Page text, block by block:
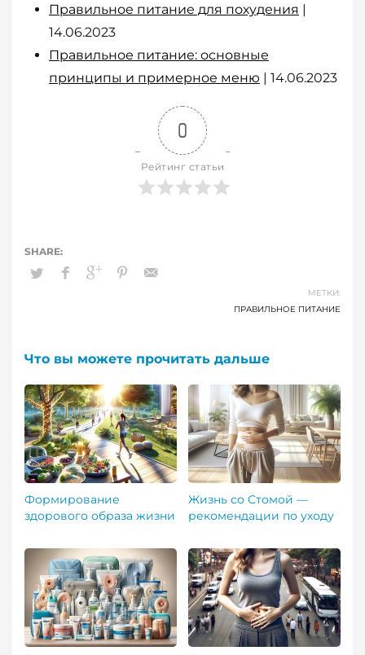
Правильное питание для похудения |
14.06.2023
Правильное питание: основные
принципы и примерное меню | 14.06.2023
0
Рейтинг статьи
МЕТКИ:
ПРАВИЛЬНОЕ ПИТАНИЕ
Что вы можете прочитать дальше
Формирование
здорового образа жизни
Жизнь со Стомой —
рекомендации по уходу